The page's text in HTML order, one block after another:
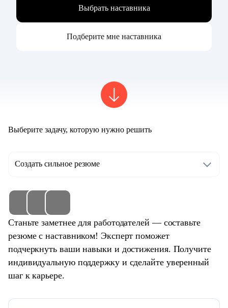
Выбрать наставника
Подберите мне наставника
Выберите задачу, которую нужно решить
Создать сильное резюме
Станьте заметнее для работодателей — составьте
резюме с наставником! Эксперт поможет
подчеркнуть ваши навыки и достижения. Получите
индивидуальную поддержку и сделайте уверенный
шаг к карьере.